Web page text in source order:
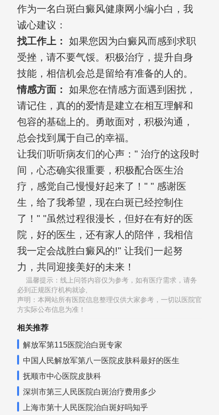
作为一名白斑白癜风健康网小编小白，我
诚心建议：
找工作上：
如果您因为白癜风而感到求职
受挫，请不要气馁。积极治疗，提升自身
技能，相信机会总是留给有准备的人的。
情感方面：
如果您在情感方面遇到困扰，
请记住，真的的爱情是建立在相互理解和
包容的基础上的。勇敢面对，积极沟通，
总会找到属于自己的幸福。
让我们听听病友们的心声：" 治疗的这段时
间，心态确实很重要，积极配合医生治
疗，感觉自己慢慢好起来了！" " 感谢医
生，给了我希望，现在白斑已经控制住
了！" "虽然过程很漫长，但好在有好的医
院，好的医生，还有家人的陪伴，我相信
我一定会战胜白癜风的!" 让我们一起努
力，共同迎接美好的未来！
温馨提示：线上问答内容仅为参考，如有医疗需求，请务
必到正规医疗机构就诊,
声明：本网站所有医院信息整理仅供大家参考，一切以医院官
方实际公布信息为准！
相关推荐
解放军第115医院治白斑专家
中国人民解放军第八一医院皮肤科最好的医生
抚顺市中心医院皮肤科
深圳市第三人民医院白斑治疗费用多少
上海市第十人民医院治白斑好吗知乎